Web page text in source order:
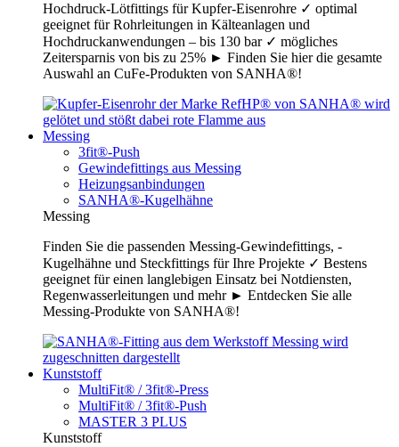
Hochdruck-Lötfittings für Kupfer-Eisenrohre ✓ optimal
geeignet für Rohrleitungen in Kälteanlagen und
Hochdruckanwendungen – bis 130 bar ✓ mögliches
Zeitersparnis von bis zu 25% ► Finden Sie hier die gesamte
Auswahl an CuFe-Produkten von SANHA®!
Messing
3fit®-Push
Gewindefittings aus Messing
Heizungsanbindungen
SANHA®-Kugelhähne
Messing
Finden Sie die passenden Messing-Gewindefittings, -
Kugelhähne und Steckfittings für Ihre Projekte ✓ Bestens
geeignet für einen langlebigen Einsatz bei Notdiensten,
Regenwasserleitungen und mehr ► Entdecken Sie alle
Messing-Produkte von SANHA®!
Kunststoff
MultiFit® / 3fit®-Press
MultiFit® / 3fit®-Push
MASTER 3 PLUS
Kunststoff